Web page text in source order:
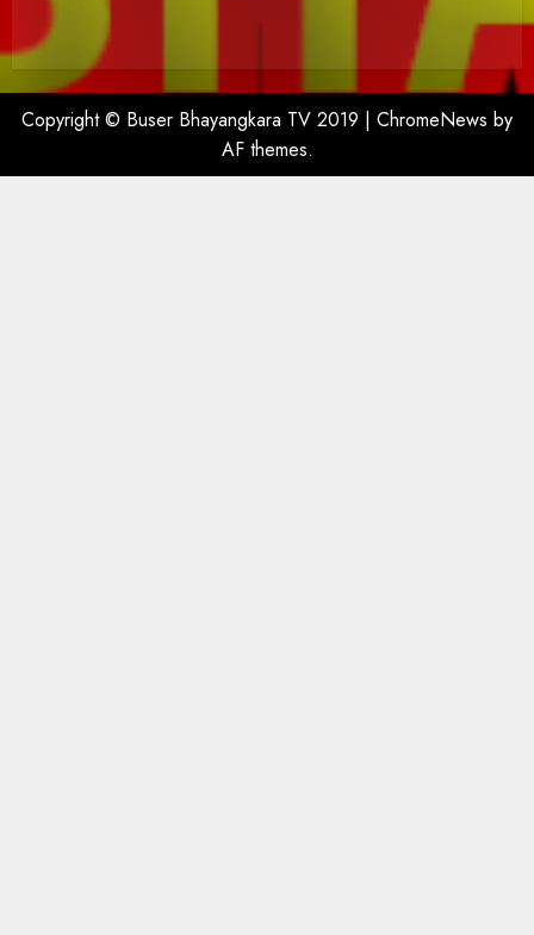
Copyright © Buser Bhayangkara TV 2019 | ChromeNews by
AF themes.